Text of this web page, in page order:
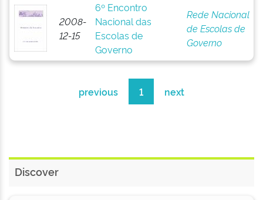
2008-
12-15
6º Encontro
Nacional das
Escolas de
Governo
Rede Nacional
de Escolas de
Governo
previous 1 next
Discover